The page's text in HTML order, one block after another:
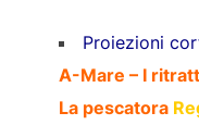
Proiezioni
A-Mare – I
La pescatora